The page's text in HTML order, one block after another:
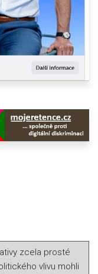
zcela prosté
vlivu mohli